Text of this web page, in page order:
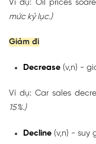
Ví dụ: Oil prices
mức kỷ lục.)
Giảm đi
Decrease (v,n) -
Ví dụ: Car sales
15%.)
Decline (v,n) - suy